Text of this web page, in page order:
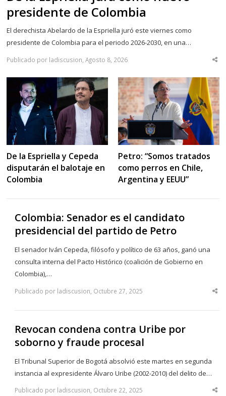
presidente de Colombia
El derechista Abelardo de la Espriella juró este viernes como
presidente de Colombia para el periodo 2026-2030, en una…
Publicado por ladiscusion, Agosto 8, 2026
De la Espriella y Cepeda
disputarán el balotaje en
Colombia
Petro: “Somos tratados
como perros en Chile,
Argentina y EEUU”
Colombia: Senador es el candidato
presidencial del partido de Petro
El senador Iván Cepeda, filósofo y político de 63 años, ganó una
consulta interna del Pacto Histórico (coalición de Gobierno en
Colombia),…
Publicado por ladiscusion, Octubre 27, 2025
Revocan condena contra Uribe por
soborno y fraude procesal
El Tribunal Superior de Bogotá absolvió este martes en segunda
instancia al expresidente Álvaro Uribe (2002-2010) del delito de…
Publicado por ladiscusion, Octubre 22, 2025